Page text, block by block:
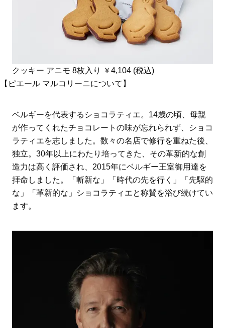
クッキー アニモ 8枚入り ￥4,104 (税込)
【ピエール マルコリーニについて】
ベルギーを代表するショコラティエ。14歳の頃、母親
が作ってくれたチョコレートの味が忘れられず、ショコ
ラティエを志しました。数々の名店で修行を重ねた後、
独立。30年以上にわたり培ってきた、その革新的な創
造力は高く評価され、2015年にベルギー王室御用達を
拝命しました。「斬新な」「時代の先を行く」「先駆的
な」「革新的な」ショコラティエと称賛を浴び続けてい
ます。